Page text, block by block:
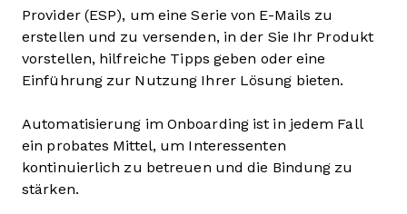
Provider (ESP), um eine Serie von E-Mails zu
erstellen und zu versenden, in der Sie Ihr Produkt
vorstellen, hilfreiche Tipps geben oder eine
Einführung zur Nutzung Ihrer Lösung bieten.
Automatisierung im Onboarding ist in jedem Fall
ein probates Mittel, um Interessenten
kontinuierlich zu betreuen und die Bindung zu
stärken.